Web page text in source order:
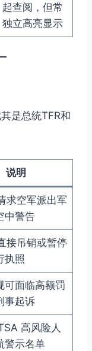
起查阅，但常
独立高亮显示
是总统TFR和
说明
求空军派出军
中警告
接吊销或暂停
执照
可面临高额罚
事起诉
高风险人
警示名单